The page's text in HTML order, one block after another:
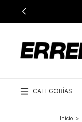
CATEGORÍAS
Inicio >